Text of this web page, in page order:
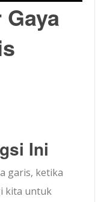
Ini
garis, ketika
kita untuk